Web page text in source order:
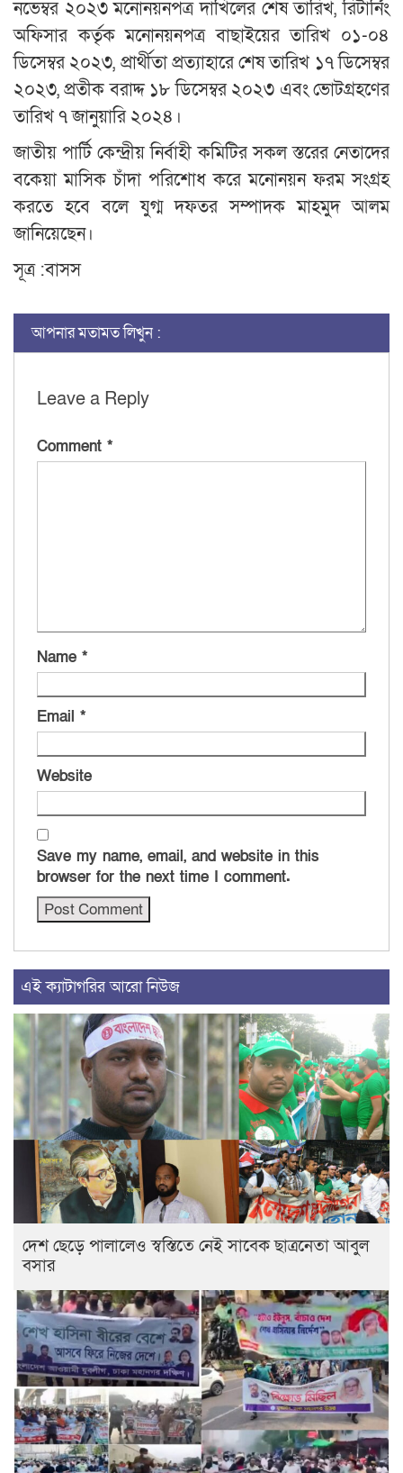
নভেম্বর ২০২৩ মনোনয়নপত্র দাখিলের শেষ তারিখ, রিটার্নিং
অফিসার কর্তৃক মনোনয়নপত্র বাছাইয়ের তারিখ ০১-০৪
ডিসেম্বর ২০২৩, প্রার্থীতা প্রত্যাহারে শেষ তারিখ ১৭ ডিসেম্বর
২০২৩, প্রতীক বরাদ্দ ১৮ ডিসেম্বর ২০২৩ এবং ভোটগ্রহণের
তারিখ ৭ জানুয়ারি ২০২৪।
জাতীয় পার্টি কেন্দ্রীয় নির্বাহী কমিটির সকল স্তরের নেতাদের
বকেয়া মাসিক চাঁদা পরিশোধ করে মনোনয়ন ফরম সংগ্রহ
করতে হবে বলে যুগ্ম দফতর সম্পাদক মাহমুদ আলম
জানিয়েছেন।
সূত্র :বাসস
আপনার মতামত লিখুন :
Leave a Reply
Comment *
Name *
Email *
Website
Save my name, email, and website in this
browser for the next time I comment.
এই ক্যাটাগরির আরো নিউজ
দেশ ছেড়ে পালালেও স্বস্তিতে নেই সাবেক ছাত্রনেতা আবুল
বসার